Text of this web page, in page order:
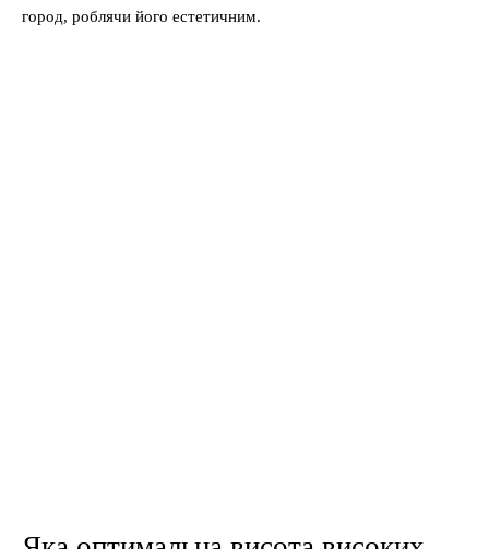
город, роблячи його естетичним.